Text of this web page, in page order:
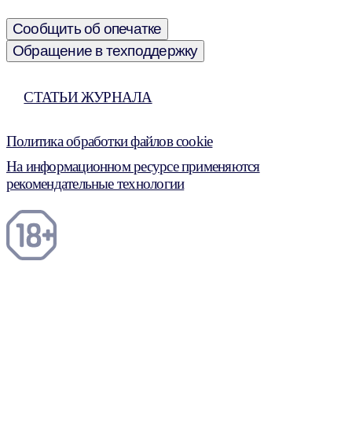
Сообщить об опечатке
Обращение в техподдержку
СТАТЬИ ЖУРНАЛА
Политика обработки файлов cookie
На информационном ресурсе применяются
рекомендательные технологии